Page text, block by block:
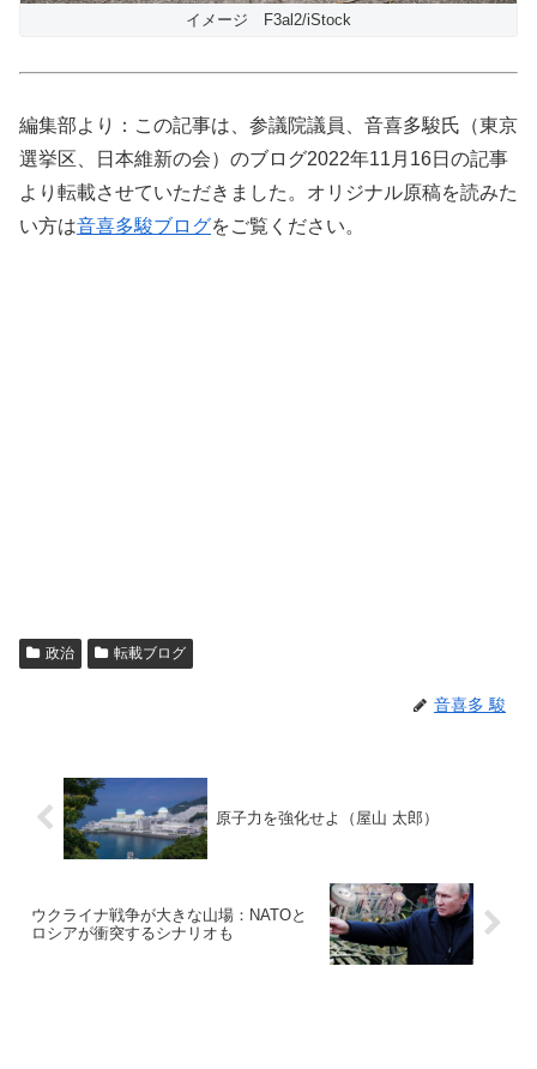
イメージ F3al2/iStock
編集部より：この記事は、参議院議員、音喜多駿氏（東京
選挙区、日本維新の会）のブログ2022年11月16日の記事
より転載させていただきました。オリジナル原稿を読みた
い方は音喜多駿ブログをご覧ください。
政治 転載ブログ
音喜多 駿
原子力を強化せよ（屋山 太郎）
ウクライナ戦争が大きな山場：NATOと
ロシアが衝突するシナリオも